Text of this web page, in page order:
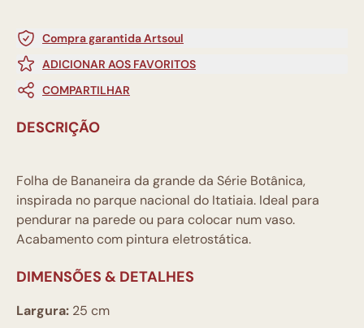
Compra garantida Artsoul
ADICIONAR AOS FAVORITOS
COMPARTILHAR
DESCRIÇÃO
Folha de Bananeira da grande da Série Botânica,
inspirada no parque nacional do Itatiaia. Ideal para
pendurar na parede ou para colocar num vaso.
Acabamento com pintura eletrostática.
DIMENSÕES & DETALHES
Largura: 25 cm